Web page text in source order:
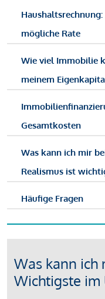
mögliche Rate
Wie viel Immobilie
meinem
Gesamtkosten
Was kann ich mir
Realismus ist
Häufige Fragen
Was kann ich
Wichtigste im